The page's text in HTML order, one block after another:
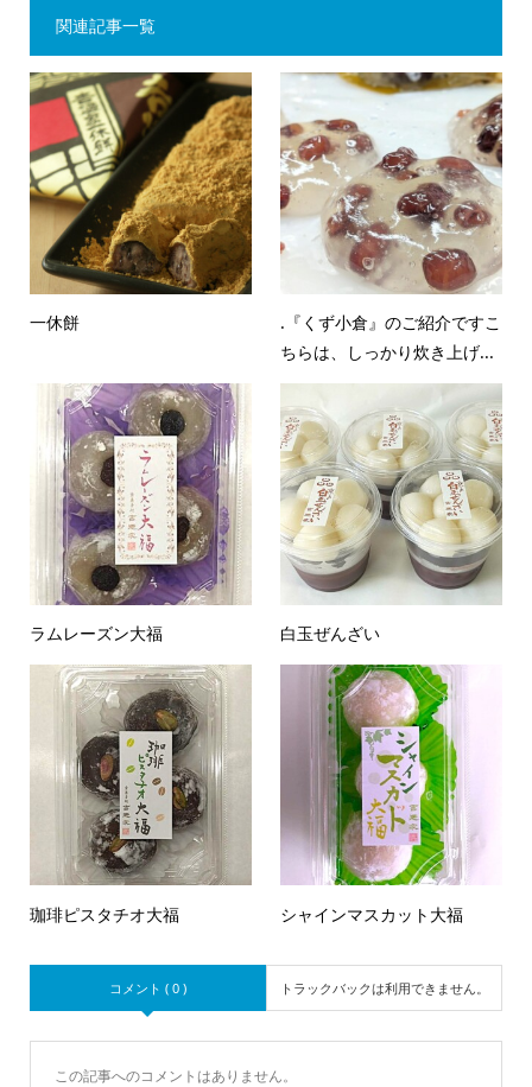
関連記事一覧
一休餅
.『くず小倉』のご紹介ですこ
ちらは、しっかり炊き上げ...
ラムレーズン大福 白玉ぜんざい
珈琲ピスタチオ大福 シャインマスカット大福
コメント ( 0 ) トラックバックは利用できません。
この記事へのコメントはありません。